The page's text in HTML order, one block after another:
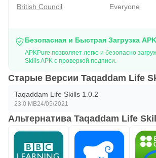
British Council
Everyone
Безопасная и Быстрая Загрузка
APKPure позволяет легко и безопасно
Skills APK с проверкой подписи.
Старые Версии Taqaddam Life
Taqaddam Life Skills 1.0.2
23.0 MB24/05/2021
Альтернатива Taqaddam Life